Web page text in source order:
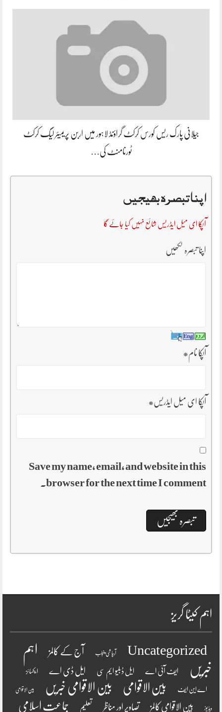
جیلانی پارک ریس کورس کرکٹ گراؤنڈ لاہور میں اربن پریمیئر لیگ کرکٹ
ٹورنامنٹ کی…
اپنا تبصرہ بھیجیں
آپکا ای میل ایڈریس شائع نہیں کیا جائے گا
اپنا تبصرہ لکھیں
آپکا نام*
آپکا ای میل ایڈریس*
Save my name, email, and website in this
browser for the next time I comment.
اہم کیٹا گریز
Uncategorized آبپاشی پنجاب آج کے کالمز
اہم
خبریں
ایف آئی اے ایل ڈبلیو ایم سی ایل ڈی اے ایکسائز
اے این ایف بین الاقوامی بین الاقوامی خبریں بین الاقوامی
ویڈیوز بین الاقوامی کالمز تصاویر اور مناظر تعلیم جماعت اسلامی